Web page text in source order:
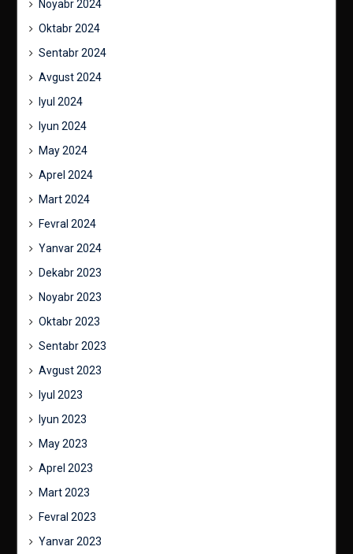
Noyabr 2024
Oktabr 2024
Sentabr 2024
Avgust 2024
Iyul 2024
Iyun 2024
May 2024
Aprel 2024
Mart 2024
Fevral 2024
Yanvar 2024
Dekabr 2023
Noyabr 2023
Oktabr 2023
Sentabr 2023
Avgust 2023
Iyul 2023
Iyun 2023
May 2023
Aprel 2023
Mart 2023
Fevral 2023
Yanvar 2023